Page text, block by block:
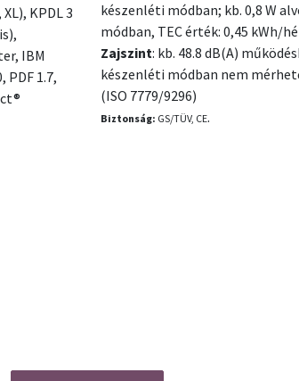
KPDL 3
IBM
PDF 1.7,
készenléti módban; kb. 0,8 W
módban, TEC érték: 0,45 kWh/
Zajszint: kb. 48.8 dB(A)
készenléti módban nem
(ISO 7779/9296)
Biztonság: GS/TÜV, CE.